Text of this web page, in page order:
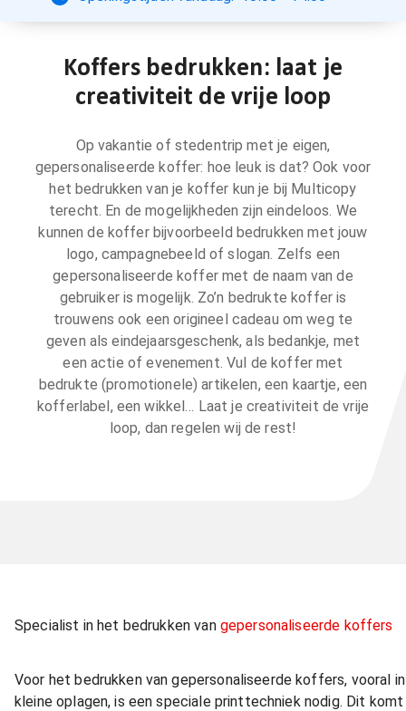
Koffers bedrukken: laat je
creativiteit de vrije loop
Op vakantie of stedentrip met je eigen,
gepersonaliseerde koffer: hoe leuk is dat? Ook voor
het bedrukken van je koffer kun je bij Multicopy
terecht. En de mogelijkheden zijn eindeloos. We
kunnen de koffer bijvoorbeeld bedrukken met jouw
logo, campagnebeeld of slogan. Zelfs een
gepersonaliseerde koffer met de naam van de
gebruiker is mogelijk. Zo’n bedrukte koffer is
trouwens ook een origineel cadeau om weg te
geven als eindejaarsgeschenk, als bedankje, met
een actie of evenement. Vul de koffer met
bedrukte (promotionele) artikelen, een kaartje, een
kofferlabel, een wikkel… Laat je creativiteit de vrije
loop, dan regelen wij de rest!
Specialist in het bedrukken van gepersonaliseerde koffers
Voor het bedrukken van gepersonaliseerde koffers, vooral in
kleine oplagen, is een speciale printtechniek nodig. Dit komt